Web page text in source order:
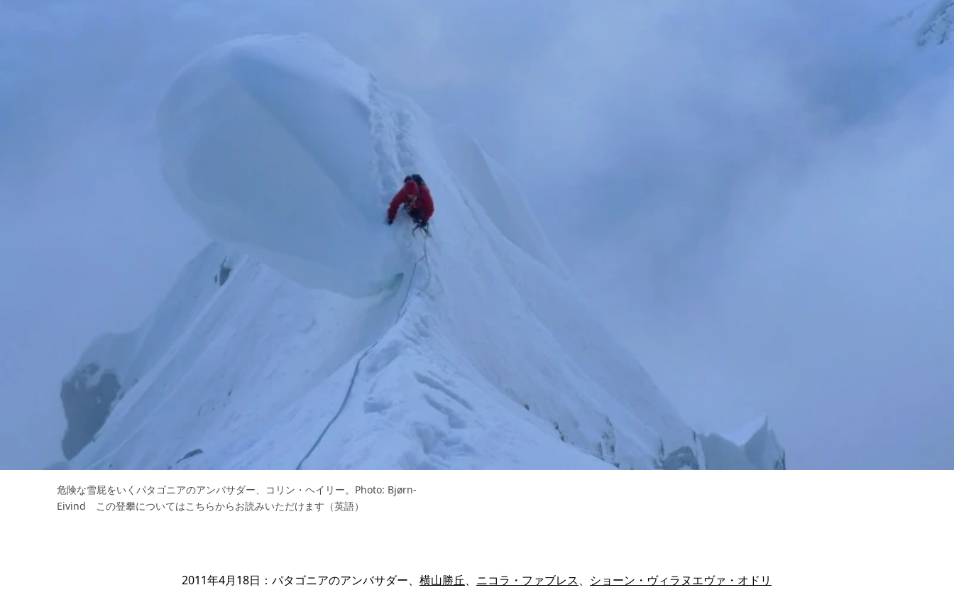
危険な雪屁をいくパタゴニアのアンバサダー、コリン・ヘイリー。Photo: Bjørn-
Eivind この登攀についてはこちらからお読みいただけます（英語）
2011年4月18日：パタゴニアのアンバサダー、 横山勝丘、 ニコラ・ファブレス、 ショーン・ヴィラヌエヴァ・オドリ